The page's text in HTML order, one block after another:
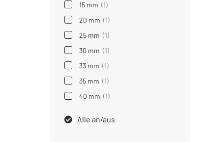
15 mm (1)
20 mm (1)
25 mm (1)
30 mm (1)
33 mm (1)
35 mm (1)
40 mm (1)
Alle an/aus